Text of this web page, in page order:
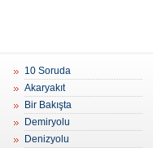
10 Soruda
Akaryakıt
Bir Bakışta
Demiryolu
Denizyolu